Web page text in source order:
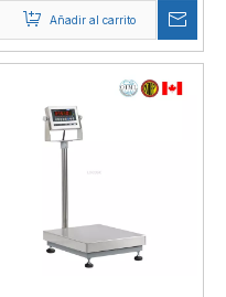
Añadir al carrito